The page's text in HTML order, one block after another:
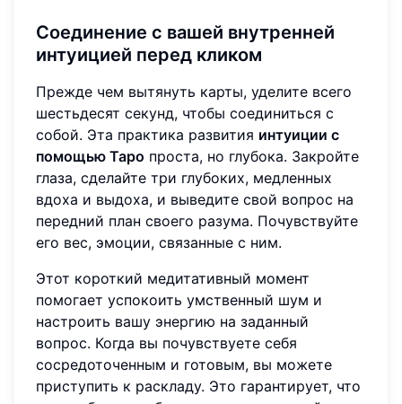
Соединение с вашей внутренней
интуицией перед кликом
Прежде чем вытянуть карты, уделите всего
шестьдесят секунд, чтобы соединиться с
собой. Эта практика развития интуиции с
помощью Таро проста, но глубока. Закройте
глаза, сделайте три глубоких, медленных
вдоха и выдоха, и выведите свой вопрос на
передний план своего разума. Почувствуйте
его вес, эмоции, связанные с ним.
Этот короткий медитативный момент
помогает успокоить умственный шум и
настроить вашу энергию на заданный
вопрос. Когда вы почувствуете себя
сосредоточенным и готовым, вы можете
приступить к раскладу. Это гарантирует, что